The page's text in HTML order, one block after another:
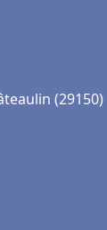
(29150)